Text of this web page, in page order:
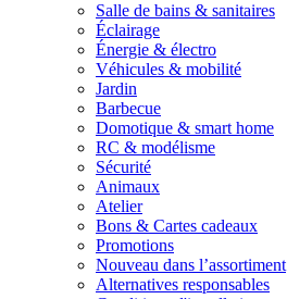
Salle de bains & sanitaires
Éclairage
Énergie & électro
Véhicules & mobilité
Jardin
Barbecue
Domotique & smart home
RC & modélisme
Sécurité
Animaux
Atelier
Bons & Cartes cadeaux
Promotions
Nouveau dans l’assortiment
Alternatives responsables